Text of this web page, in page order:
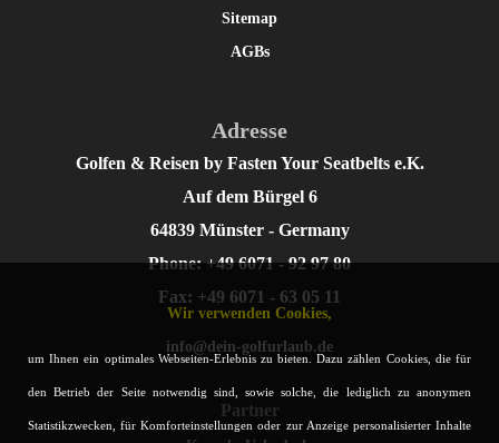
Sitemap
AGBs
Adresse
Golfen & Reisen by Fasten Your Seatbelts e.K.
Auf dem Bürgel 6
64839 Münster - Germany
Phone: +49 6071 - 92 97 80
Fax: +49 6071 - 63 05 11
info@dein-golfurlaub.de
Partner
Wir verwenden Cookies,
um Ihnen ein optimales Webseiten-Erlebnis zu bieten. Dazu zählen Cookies, die für
den Betrieb der Seite notwendig sind, sowie solche, die lediglich zu anonymen
Statistikzwecken, für Komforteinstellungen oder zur Anzeige personalisierter Inhalte